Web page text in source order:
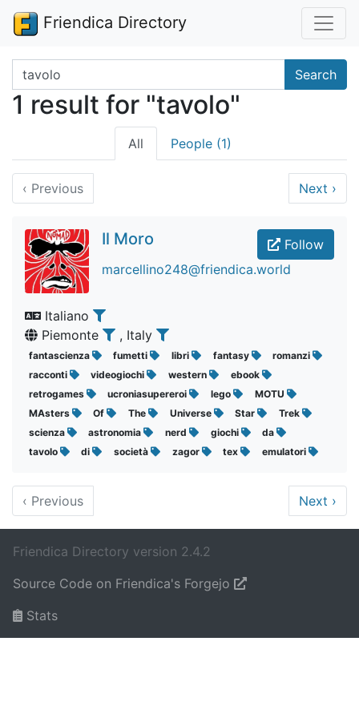
Friendica Directory
Search terms Search
1 result for "tavolo"
All People (1)
‹ Previous Next ›
Follow
Il Moro
marcellino248@friendica.world
Italiano
Piemonte
, Italy
fantascienza fumetti libri fantasy
romanzi
racconti
videogiochi western
ebook
retrogames
ucroniasupereroi lego
MOTU
MAsters
Of The Universe Star
Trek
scienza
astronomia nerd giochi
da
tavolo
di società zagor tex emulatori
‹ Previous Next ›
Friendica Directory version 2.4.2
Source Code on Friendica's Forgejo
Stats